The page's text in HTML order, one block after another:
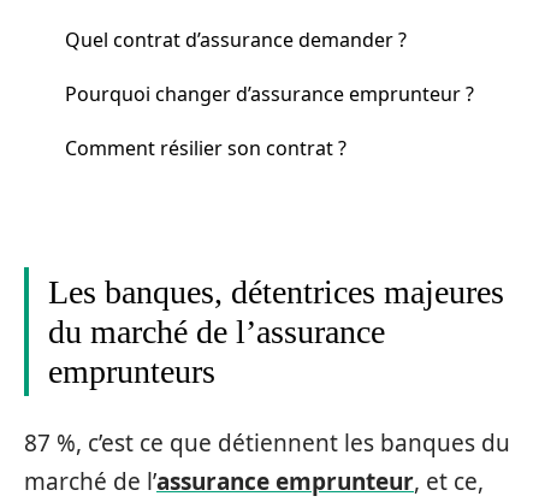
Quel contrat d’assurance demander ?
Pourquoi changer d’assurance emprunteur ?
Comment résilier son contrat ?
Les banques, détentrices majeures
du marché de l’assurance
emprunteurs
87 %, c’est ce que détiennent les banques du
marché de l’assurance emprunteur, et ce,